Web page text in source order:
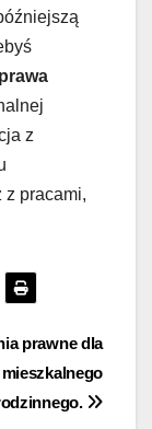
prawa
z
z pracami,
prawne dla